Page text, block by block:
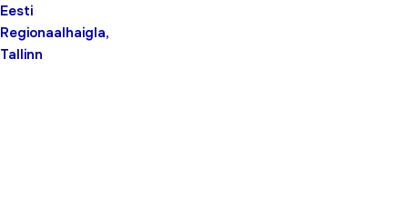
Eesti
Regionaalhaigla,
Tallinn